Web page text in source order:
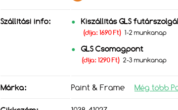
Szállítási info: Kiszállítás GLS
(díja: 1690 Ft) 1-2 munkanap
GLS Csomagpont
(díja: 1290 Ft) 2-3 munkanap
Márka: Paint & Frame Még több